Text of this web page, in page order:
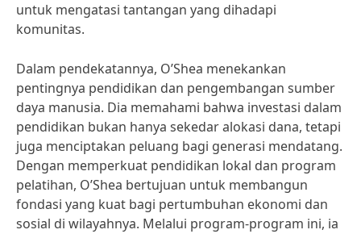
untuk mengatasi tantangan yang dihadapi
komunitas.
Dalam pendekatannya, O’Shea menekankan
pentingnya pendidikan dan pengembangan sumber
daya manusia. Dia memahami bahwa investasi dalam
pendidikan bukan hanya sekedar alokasi dana, tetapi
juga menciptakan peluang bagi generasi mendatang.
Dengan memperkuat pendidikan lokal dan program
pelatihan, O’Shea bertujuan untuk membangun
fondasi yang kuat bagi pertumbuhan ekonomi dan
sosial di wilayahnya. Melalui program-program ini, ia